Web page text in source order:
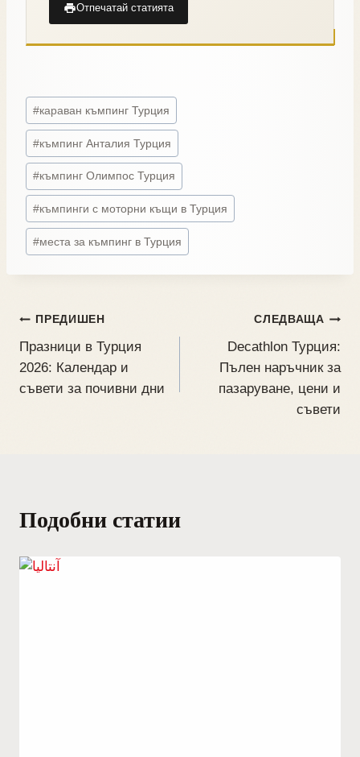
Отпечатай статията
#караван къмпинг Турция
#къмпинг Анталия Турция
#къмпинг Олимпос Турция
#къмпинги с моторни къщи в Турция
#места за къмпинг в Турция
ПРЕДИШЕН
Празници в Турция
2026: Календар и
съвети за почивни дни
СЛЕДВАЩА
Decathlon Турция:
Пълен наръчник за
пазаруване, цени и
съвети
Подобни статии